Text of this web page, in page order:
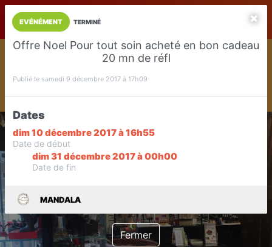
LaCarte Play Store
Installez l'App LaCarte
Téléchargez gratuitement l'app LaCarte pour suivre vos
commerces favoris et ne rien rater !
Télécharger Plus tard
TERMINÉ
EVÉNÉMENT
Offre Noel Pour tout soin acheté en bon cadeau
20 mn de réfl
Publié le samedi 9 décembre 2017 à 17h09
Dates
dim 10 décembre 2017 à 16h55
Date de début
dim 31 décembre 2017 à 00h00
Date de fin
MANDALA
Fermer